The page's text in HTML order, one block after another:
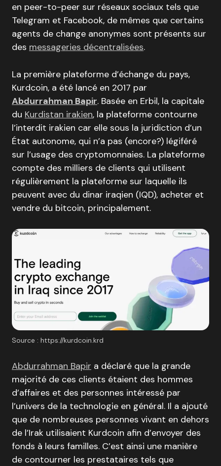
en peer-to-peer sur réseaux sociaux tels que
Telegram et Facebook, de mêmes que certains
agents de change anonymes sont présents sur
des messageries décentralisées.
La première plateforme d’échange du pays,
Kurdcoin, a été lancé en 2017 par
Abdurrahman Bapir. Basée en Erbil, la capitale
du Kurdistan irakien, la plateforme contourne
l’interdit irakien car elle sous la juridiction d’un
État autonome, qui n’a pas (encore?) légiféré
sur l’usage des cryptomonnaies. La plateforme
compte des milliers de clients qui utilisent
régulièrement la plateforme sur laquelle ils
peuvent avec du dinar iraqien (IQD), acheter et
vendre du bitcoin, principalement.
Source : https://kurdcoin.krd
Abdurrahman Bapir a déclaré que la grande
majorité de ces clients étaient des hommes
d’affaires et des personnes intéressé par
l’univers de la technologie en général. Il a ajouté
que de nombreuses personnes vivant en dehors
de l’Irak utilisaient Kurdcoin afin d’envoyer des
fonds à leurs familles. C’est ainsi une manière
de contourner les prestataires tels que